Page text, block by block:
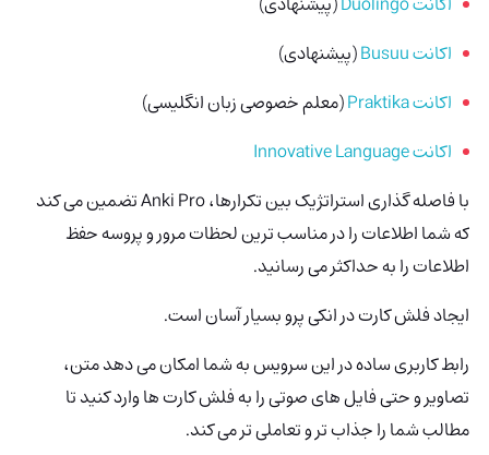
اکانت Busuu
(پیشنهادی)
اکانت Praktika
(معلم خصوصی زبان انگلیسی)
اکانت Innovative Language
با فاصله گذاری استراتژیک بین تکرارها، Anki Pro تضمین می کند
که شما اطلاعات را در مناسب ترین لحظات مرور و پروسه حفظ
اطلاعات را به حداکثر می رسانید.
ایجاد فلش کارت در انکی‌ پرو بسیار آسان است.
رابط کاربری ساده در این سرویس به شما امکان می دهد متن،
تصاویر و حتی فایل های صوتی را به فلش کارت ها وارد کنید تا
مطالب شما را جذاب تر و تعاملی تر می کند.